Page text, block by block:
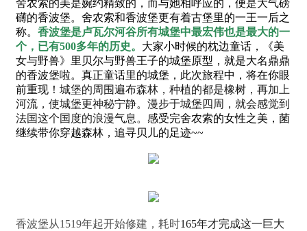
舍农索的美是婉约精致的，而与她相呼应的，便是大气磅
礴的香波堡。舍农索和香波堡更有着古堡里的一王一后之
称。 香波堡是卢瓦尔河谷所有城堡中最宏伟也是最大的一
个，已有500多年的历史。 大家小时候的枕边童话，《美
女与野兽》里贝尔与野兽王子的城堡原型，就是大名鼎鼎
的香波堡啦。真正童话里的城堡，此次旅程中，将在你眼
前重现！ 城堡的周围遍布森林，种植的都是橡树，再加上
河流，使城堡更神秘宁静。漫步于城堡四周，就会感觉到
法国这个国度的浪漫气息。 感受完舍农索的女性之美，菌
继续带你穿越森林，追寻贝儿的足迹~~
香波堡从1519年起开始修建，耗时165年才完成这一巨大